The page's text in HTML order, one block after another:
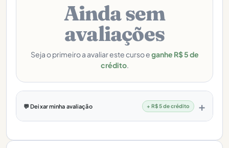
Ainda sem
avaliações
Seja o primeiro a avaliar este curso eganhe R$ 5 de
crédito.
💬 Deixar minha avaliação + R$ 5 de crédito